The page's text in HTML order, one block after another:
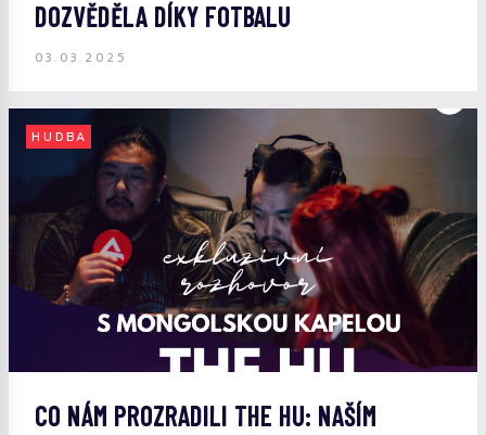
DOZVĚDĚLA DÍKY FOTBALU
03.03.2025
HUDBA
CO NÁM PROZRADILI THE HU: NAŠÍM